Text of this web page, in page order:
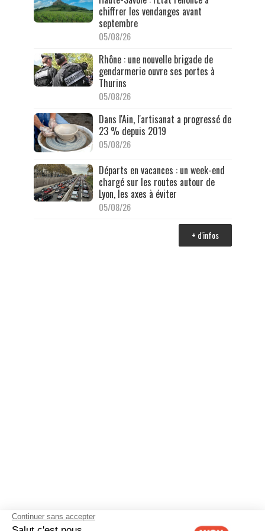
chiffrer les vendanges avant
septembre
05/08/26
Rhône : une nouvelle brigade de
gendarmerie ouvre ses portes à
Thurins
05/08/26
Dans l'Ain, l'artisanat a progressé de
23 % depuis 2019
05/08/26
Départs en vacances : un week-end
chargé sur les routes autour de
Lyon, les axes à éviter
05/08/26
+ d'infos